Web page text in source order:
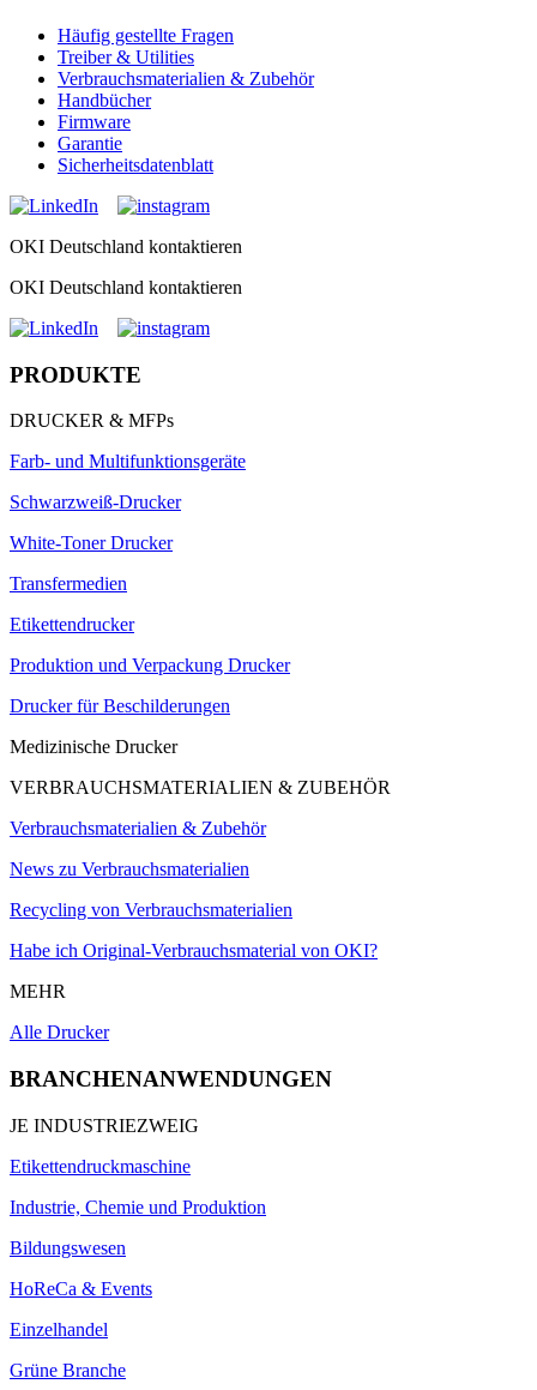
Häufig gestellte Fragen
Treiber & Utilities
Verbrauchsmaterialien & Zubehör
Handbücher
Firmware
Garantie
Sicherheitsdatenblatt
OKI Deutschland kontaktieren
OKI Deutschland kontaktieren
PRODUKTE
DRUCKER & MFPs
Farb- und Multifunktionsgeräte
Schwarzweiß-Drucker
White-Toner Drucker
Transfermedien
Etikettendrucker
Produktion und Verpackung Drucker
Drucker für Beschilderungen
Medizinische Drucker
VERBRAUCHSMATERIALIEN & ZUBEHÖR
Verbrauchsmaterialien & Zubehör
News zu Verbrauchsmaterialien
Recycling von Verbrauchsmaterialien
Habe ich Original-Verbrauchsmaterial von OKI?
MEHR
Alle Drucker
BRANCHENANWENDUNGEN
JE INDUSTRIEZWEIG
Etikettendruckmaschine
Industrie, Chemie und Produktion
Bildungswesen
HoReCa & Events
Einzelhandel
Grüne Branche